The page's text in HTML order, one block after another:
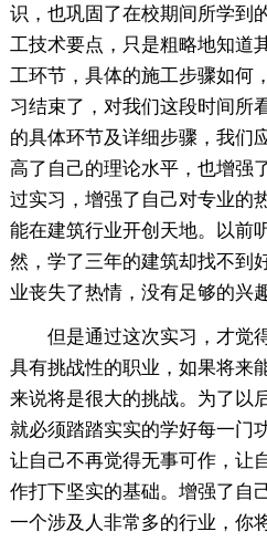
识，也巩固了在校期间所学到
工技术要点，只是粗略地知道
工环节，具体的施工步骤如何
习结束了，对我们这段时间所
的具体环节及详细步骤，我们
高了自己的理论水平，也增强
过实习，增强了自己对专业的
能在建筑行业开创天地。以前
然，学了三年的建筑却找不到
业丧失了热情，没有足够的兴
但是通过这次实习，才觉
具有挑战性的职业，如果将来
来说将是很大的挑战。为了以
就必须踏踏实实的学好每一门
让自己不再觉得无事可作，让
作打下坚实的基础。增强了自
一个涉及人非常多的行业，你